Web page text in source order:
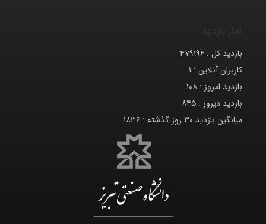
بازدید کل : ۴۷۹۱۹۶
کاربران آنلاین : ۱
بازدید امروز : ۱۰۸
بازدید دیروز : ۸۴۵
میانگین بازدید ۳۰ روز گذشته :
۱۸۳۶